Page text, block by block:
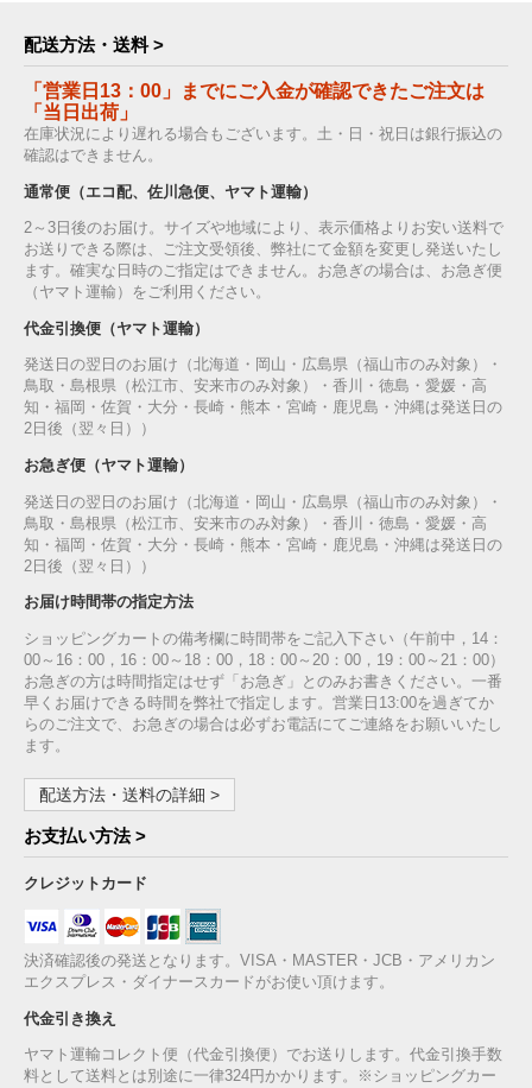
配送方法・送料 >
「営業日13：00」までにご入金が確認できたご注文は
「当日出荷」
在庫状況により遅れる場合もございます。土・日・祝日は銀行振込の
確認はできません。
通常便（エコ配、佐川急便、ヤマト運輸）
2～3日後のお届け。サイズや地域により、表示価格よりお安い送料で
お送りできる際は、ご注文受領後、弊社にて金額を変更し発送いたし
ます。確実な日時のご指定はできません。お急ぎの場合は、お急ぎ便
（ヤマト運輸）をご利用ください。
代金引換便（ヤマト運輸）
発送日の翌日のお届け（北海道・岡山・広島県（福山市のみ対象）・
鳥取・島根県（松江市、安来市のみ対象）・香川・徳島・愛媛・高
知・福岡・佐賀・大分・長崎・熊本・宮崎・鹿児島・沖縄は発送日の
2日後（翌々日））
お急ぎ便（ヤマト運輸）
発送日の翌日のお届け（北海道・岡山・広島県（福山市のみ対象）・
鳥取・島根県（松江市、安来市のみ対象）・香川・徳島・愛媛・高
知・福岡・佐賀・大分・長崎・熊本・宮崎・鹿児島・沖縄は発送日の
2日後（翌々日））
お届け時間帯の指定方法
ショッピングカートの備考欄に時間帯をご記入下さい（午前中，14：
00～16：00，16：00～18：00，18：00～20：00，19：00～21：00）
お急ぎの方は時間指定はせず「お急ぎ」とのみお書きください。一番
早くお届けできる時間を弊社で指定します。営業日13:00を過ぎてか
らのご注文で、お急ぎの場合は必ずお電話にてご連絡をお願いいたし
ます。
配送方法・送料の詳細 >
お支払い方法 >
クレジットカード
決済確認後の発送となります。VISA・MASTER・JCB・アメリカン
エクスプレス・ダイナースカードがお使い頂けます。
代金引き換え
ヤマト運輸コレクト便（代金引換便）でお送りします。代金引換手数
料として送料とは別途に一律324円かかります。※ショッピングカー